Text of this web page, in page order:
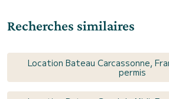
Recherches similaires
Location Bateau Carcassonne,
permis